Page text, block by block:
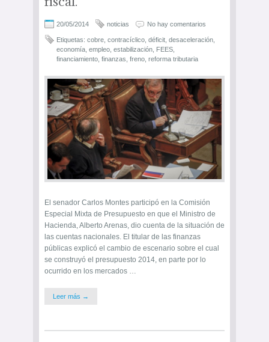
20/05/2014 noticias No hay comentarios
Etiquetas: cobre contracíclico déficit desaceleración
economía empleo estabilización FEES
financiamiento finanzas freno reforma tributaria
El senador Carlos Montes participó en la Comisión
Especial Mixta de Presupuesto en que el Ministro de
Hacienda, Alberto Arenas, dio cuenta de la situación de
las cuentas nacionales. El titular de las finanzas
públicas explicó el cambio de escenario sobre el cual
se construyó el presupuesto 2014, en parte por lo
ocurrido en los mercados …
Leer más →